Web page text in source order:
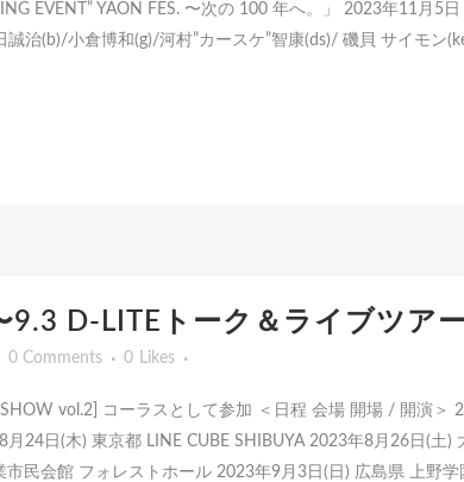
EVENT” YAON FES. 〜次の 100 年へ。」 2023年11月
治(b)/小倉博和(g)/河村”カースケ”智康(ds)/ 磯貝 サイモン
9.3 D-LITEトーク＆ライブツア
0 Comments 0 Likes
vol.2] コーラスとして参加 ＜日程 会場 開場 / 開演
月24日(木) 東京都 LINE CUBE SHIBUYA 2023年8月26日(
民会館 フォレストホール 2023年9月3日(日) 広島県 上野